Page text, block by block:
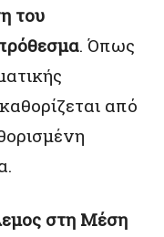
του
. Όπως
από
στη Μέση